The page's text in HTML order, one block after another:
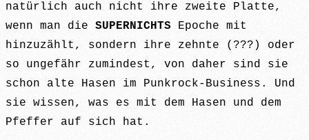
natürlich auch nicht ihre zweite Platte,
wenn man die SUPERNICHTS Epoche mit
hinzuzählt, sondern ihre zehnte (???) oder
so ungefähr zumindest, von daher sind sie
schon alte Hasen im Punkrock-Business. Und
sie wissen, was es mit dem Hasen und dem
Pfeffer auf sich hat.